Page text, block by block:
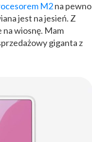
M2na pewno
jest na jesień. Z
na wiosnę. Mam
giganta z